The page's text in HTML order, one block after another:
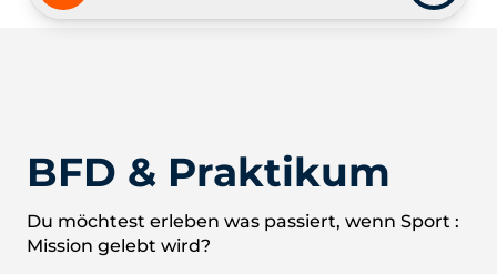
BFD & Praktikum
Du möchtest erleben was passiert, wenn Sport :
Mission gelebt wird?